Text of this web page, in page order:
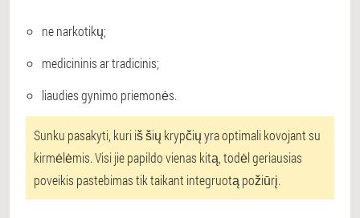
ne narkotikų;
medicininis ar tradicinis;
liaudies gynimo priemonės.
Sunku pasakyti, kuri iš šių krypčių yra optimali kovojant su
kirmėlėmis. Visi jie papildo vienas kitą, todėl geriausias
poveikis pastebimas tik taikant integruotą požiūrį.